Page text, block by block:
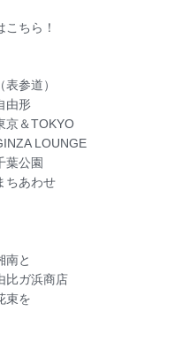
ちら！
参道）
由形
京＆TOKYO
LOUNGE
葉公園
ちあわせ
南と
比ガ浜商店
束を